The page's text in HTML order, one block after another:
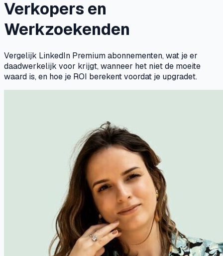
Verkopers en
Werkzoekenden
Vergelijk LinkedIn Premium abonnementen, wat je er
daadwerkelijk voor krijgt, wanneer het niet de moeite
waard is, en hoe je ROI berekent voordat je upgradet.